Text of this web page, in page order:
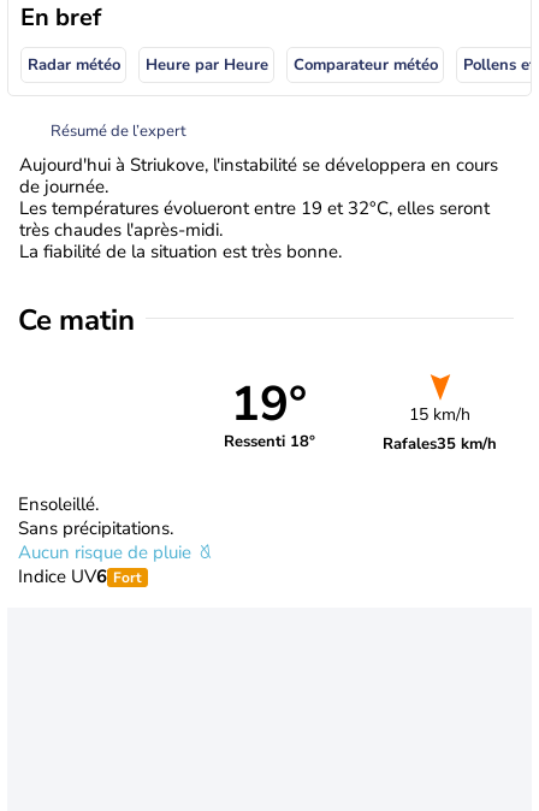
En bref
Radar météo Heure par Heure Comparateur météo Pollens
Résumé de l’expert
Aujourd'hui à Striukove, l'instabilité se développera en cours
de journée.
Les températures évolueront entre 19 et 32°C, elles seront
très chaudes l'après-midi.
La fiabilité de la situation est très bonne.
Ce matin
19°
Ressenti 18°
15 km/h
Rafales35 km/h
Ensoleillé.
Sans précipitations.
Aucun risque de pluie
Indice UV6 Fort